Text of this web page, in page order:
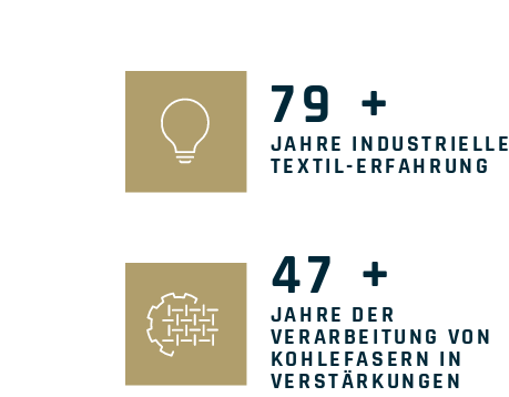
79 +
JAHRE INDUSTRIELLE
TEXTIL-ERFAHRUNG
47 +
JAHRE DER
VERARBEITUNG VON
KOHLEFASERN IN
VERSTÄRKUNGEN